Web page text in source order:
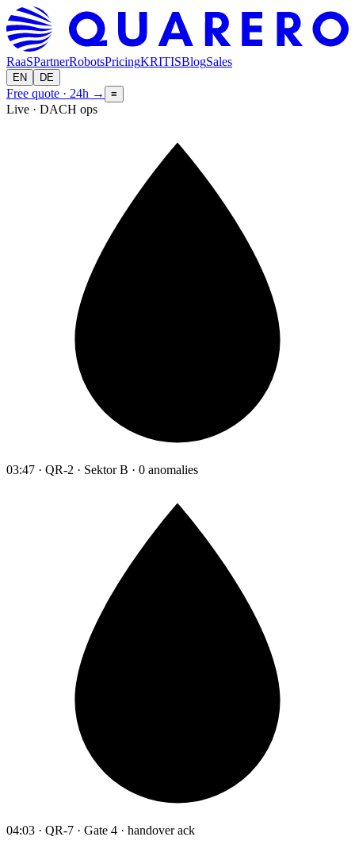
RaaSPartnerRobotsPricingKRITISBlogSales
EN DE
Free quote · 24h → ≡
Live · DACH ops
03:47 · QR-2 · Sektor B · 0 anomalies
04:03 · QR-7 · Gate 4 · handover ack